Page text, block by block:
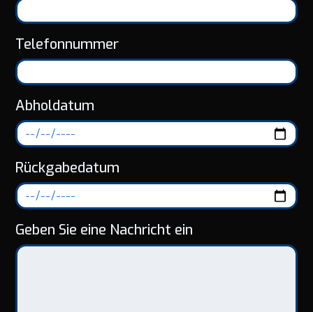
Telefonnummer
Abholdatum
Rückgabedatum
Geben Sie eine Nachricht ein